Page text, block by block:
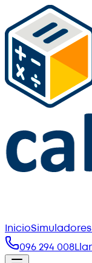
InicioSimuladores
096 294 008